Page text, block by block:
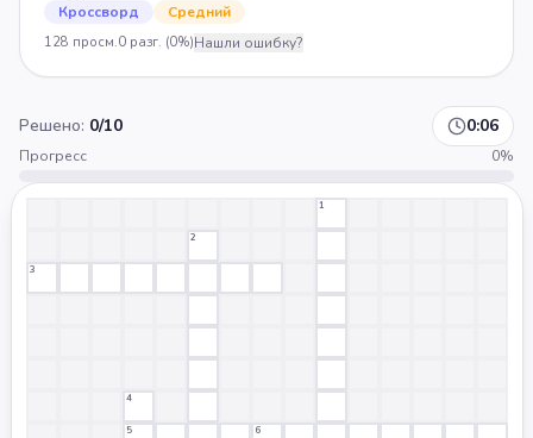
Кроссворд Средний
128 просм.0 разг. (0%)Нашли ошибку?
Решено: 0/10 0:07
Прогресс 0%
1
2
3
4
5 6